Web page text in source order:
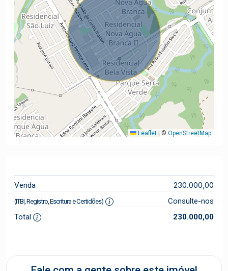
Leaflet © OpenStreetMap
Venda 230.000,00
(ITBI, Registro, Escritura e Certidões)
Consulte-nos
Total
230.000,00